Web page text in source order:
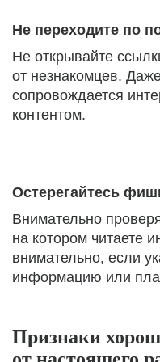
Не переходите по
Не открывайте
от незнакомцев.
сопровождается
контентом.
Остерегайтесь
Внимательно
на котором читаете
внимательно, если
информацию или
Признаки